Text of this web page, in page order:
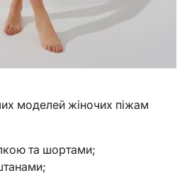
моделей жіночих піжам
та шортами;